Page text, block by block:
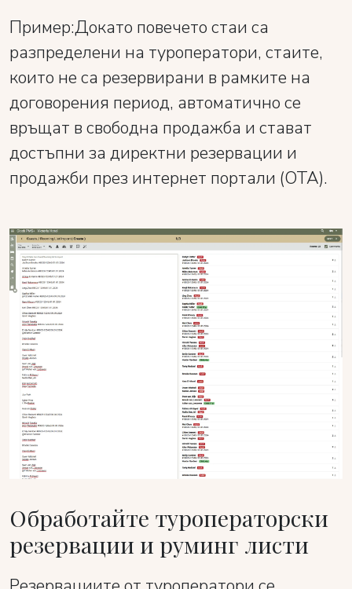
Пример:Докато повечето стаи са
разпределени на туроператори, стаите,
които не са резервирани в рамките на
договорения период, автоматично се
връщат в свободна продажба и стават
достъпни за директни резервации и
продажби през интернет портали (OTA).
Обработайте туроператорски
резервации и руминг листи